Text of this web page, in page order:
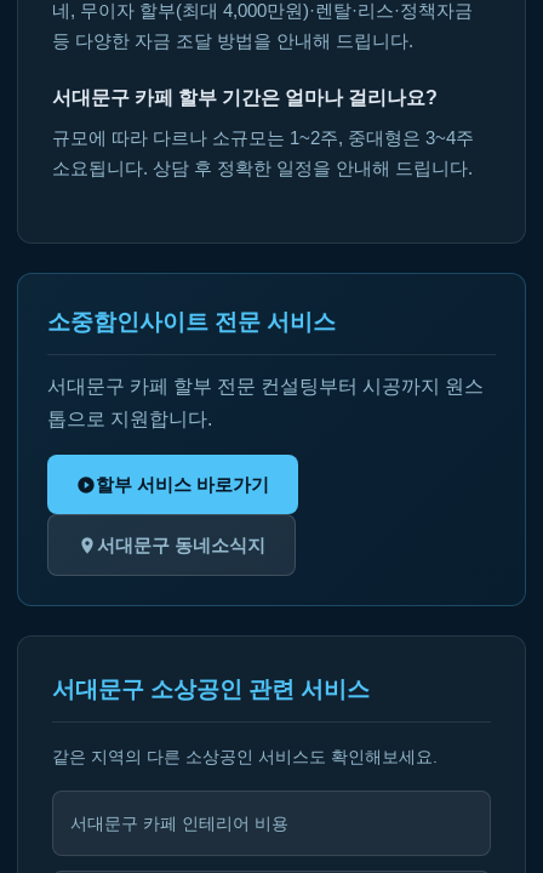
네, 무이자 할부(최대 4,000만원)·렌탈·리스·정책자금
등 다양한 자금 조달 방법을 안내해 드립니다.
서대문구 카페 할부 기간은 얼마나 걸리나요?
규모에 따라 다르나 소규모는 1~2주, 중대형은 3~4주
소요됩니다. 상담 후 정확한 일정을 안내해 드립니다.
소중함인사이트 전문 서비스
서대문구 카페 할부 전문 컨설팅부터 시공까지 원스
톱으로 지원합니다.
할부 서비스 바로가기
서대문구 동네소식지
서대문구 소상공인 관련 서비스
같은 지역의 다른 소상공인 서비스도 확인해보세요.
서대문구 카페 인테리어 비용